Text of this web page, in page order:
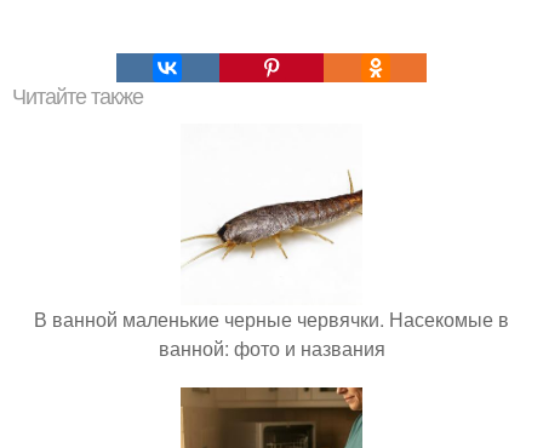
Читайте также
В ванной маленькие черные червячки. Насекомые в
ванной: фото и названия